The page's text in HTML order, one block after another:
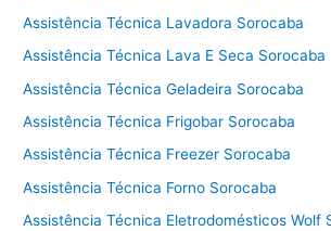
n
i
a
a
d
g
a
Assistência Técnica Lavadora Sorocaba
Assistência Técnica Lava E Seca Sorocaba
Assistência Técnica Geladeira Sorocaba
Assistência Técnica Frigobar Sorocaba
Assistência Técnica Freezer Sorocaba
Assistência Técnica Forno Sorocaba
Assistência Técnica Eletrodomésticos Wolf